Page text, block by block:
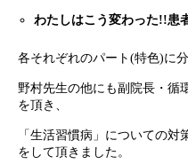
わたしはこう変わった!!患
各それぞれのパート(特色)に
野村先生の他にも副院長・循
を頂き、
「生活習慣病」についての
をして頂きました。